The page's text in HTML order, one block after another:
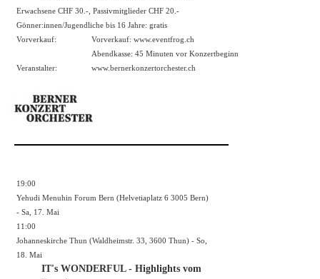
Erwachsene CHF 30.-, Passivmitglieder CHF 20.-
Gönner:innen/Jugendliche bis 16 Jahre: gratis
Vorverkauf:
Vorverkauf: www.eventfrog.ch
Abendkasse: 45 Minuten vor Konzertbeginn
Veranstalter:
www.bernerkonzertorchester.ch
19:00
Yehudi Menuhin Forum Bern (Helvetiaplatz 6 3005 Bern)
- Sa, 17. Mai
11:00
Johanneskirche Thun (Waldheimstr. 33, 3600 Thun) - So,
18. Mai
IT's WONDERFUL - Highlights vom